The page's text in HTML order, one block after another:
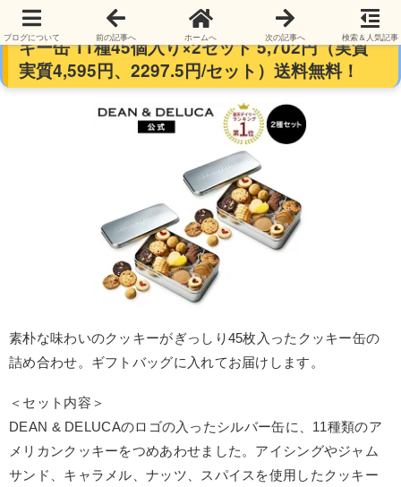
【2セット】DEAN＆DELUCA アメリカンクッ
キー缶 11種45個入り×2セット 5,702円（実質
実質4,595円、2297.5円/セット）送料無料！
素朴な味わいのクッキーがぎっしり45枚入ったクッキー缶の
詰め合わせ。ギフトバッグに入れてお届けします。
＜セット内容＞
DEAN & DELUCAのロゴの入ったシルバー缶に、11種類のア
メリカンクッキーをつめあわせました。アイシングやジャム
サンド、キャラメル、ナッツ、スパイスを使用したクッキー
ブログについて 前の記事へ ホームへ 次の記事へ 検索＆人気記事